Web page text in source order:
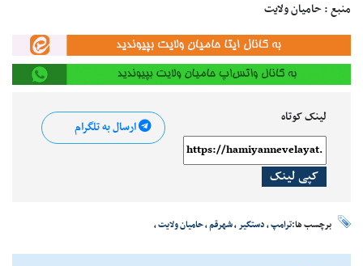
منبع : حامیان ولایت
لینک کوتاه
کپی لینک
ارسال به تلگرام
برچسب ها:ترامپ،دستگیر،شهرقم،حامیان ولایت،